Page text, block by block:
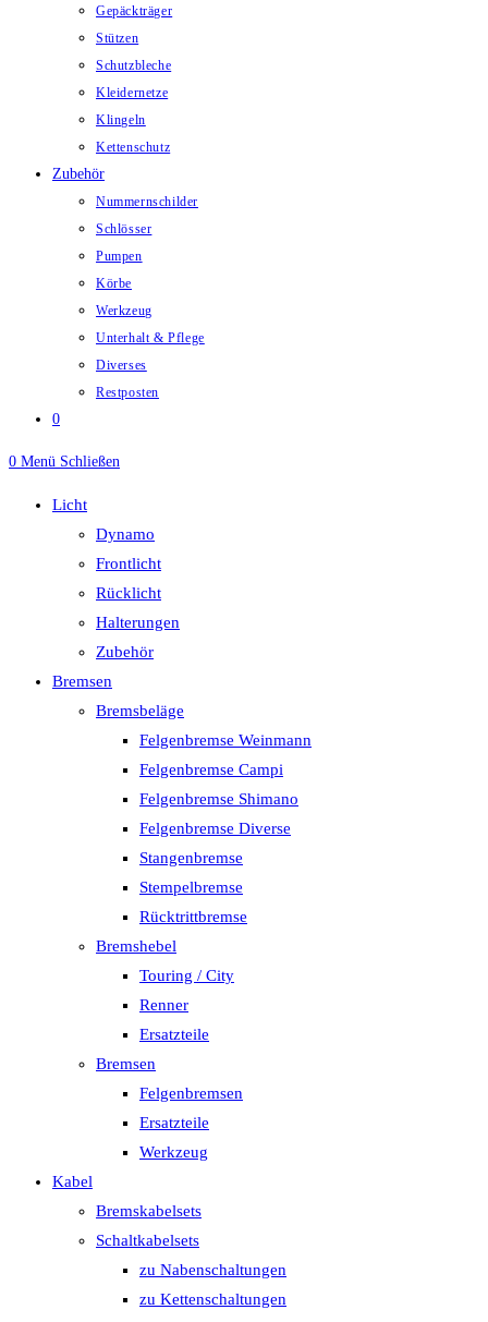
Gepäckträger
Stützen
Schutzbleche
Kleidernetze
Klingeln
Kettenschutz
Zubehör
Nummernschilder
Schlösser
Pumpen
Körbe
Werkzeug
Unterhalt & Pflege
Diverses
Restposten
0
0 Menü Schließen
Licht
Dynamo
Frontlicht
Rücklicht
Halterungen
Zubehör
Bremsen
Bremsbeläge
Felgenbremse Weinmann
Felgenbremse Campi
Felgenbremse Shimano
Felgenbremse Diverse
Stangenbremse
Stempelbremse
Rücktrittbremse
Bremshebel
Touring / City
Renner
Ersatzteile
Bremsen
Felgenbremsen
Ersatzteile
Werkzeug
Kabel
Bremskabelsets
Schaltkabelsets
zu Nabenschaltungen
zu Kettenschaltungen